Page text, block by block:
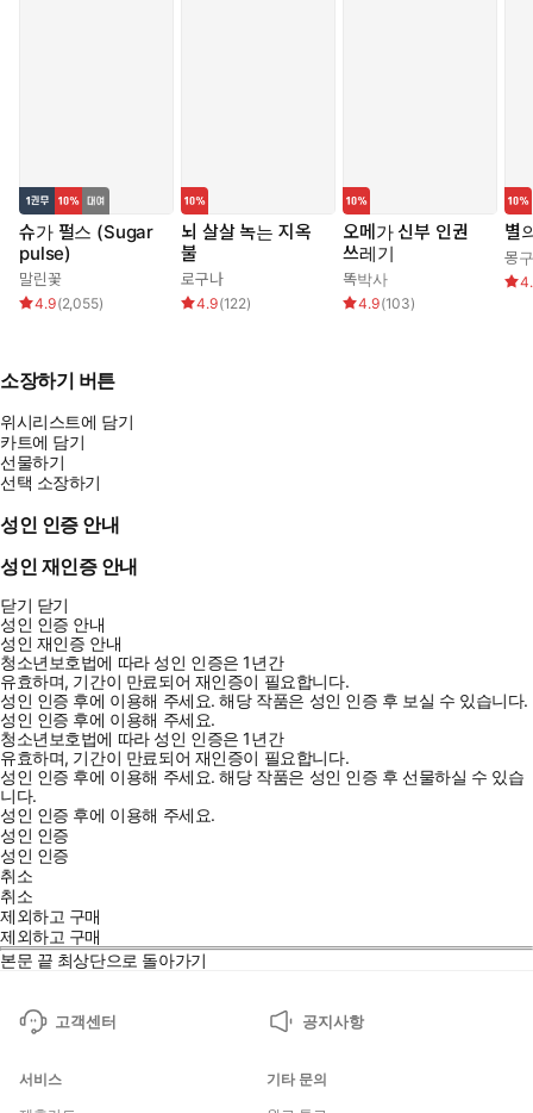
슈가 펄스 (Sugar
pulse)
말린꽃
4.9(2,055)
뇌 살살 녹는 지옥
불
로구나
4.9(122)
오메가 신부 인권
쓰레기
똑박사
4.9(103)
별
몽
소장하기 버튼
위시리스트에 담기
카트에 담기
선물하기
선택 소장하기
성인 인증 안내
성인 재인증 안내
닫기 닫기
성인 인증 안내
성인 재인증 안내
청소년보호법에 따라 성인 인증은 1년간
유효하며, 기간이 만료되어 재인증이 필요합니다.
성인 인증 후에 이용해 주세요.해당 작품은 성인 인증 후 보실 수 있습니다.
성인 인증 후에 이용해 주세요.
청소년보호법에 따라 성인 인증은 1년간
유효하며, 기간이 만료되어 재인증이 필요합니다.
성인 인증 후에 이용해 주세요.해당 작품은 성인 인증 후 선물하실 수 있습
니다.
성인 인증 후에 이용해 주세요.
성인 인증
성인 인증
취소
취소
제외하고 구매
제외하고 구매
본문 끝 최상단으로 돌아가기
고객센터 공지사항
서비스
기타 문의